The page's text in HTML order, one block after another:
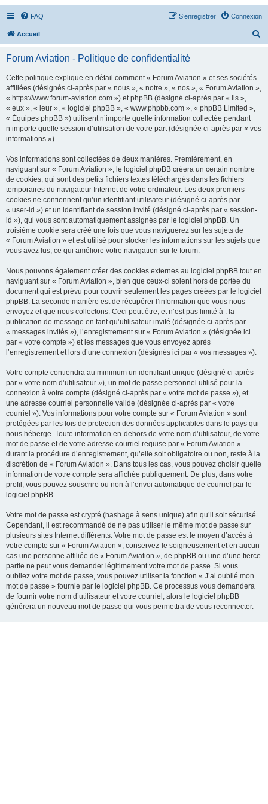
FAQ Connexion
S’enregistrer
Accueil
Forum Aviation - Politique de confidentialité
Cette politique explique en détail comment « Forum Aviation » et ses sociétés
affiliées (désignés ci-après par « nous », « notre », « nos », « Forum Aviation »,
« https://www.forum-aviation.com ») et phpBB (désigné ci-après par « ils »,
« eux », « leur », « logiciel phpBB », « www.phpbb.com », « phpBB Limited »,
« Équipes phpBB ») utilisent n’importe quelle information collectée pendant
n’importe quelle session d’utilisation de votre part (désignée ci-après par « vos
informations »).
Vos informations sont collectées de deux manières. Premièrement, en
naviguant sur « Forum Aviation », le logiciel phpBB créera un certain nombre
de cookies, qui sont des petits fichiers textes téléchargés dans les fichiers
temporaires du navigateur Internet de votre ordinateur. Les deux premiers
cookies ne contiennent qu’un identifiant utilisateur (désigné ci-après par
« user-id ») et un identifiant de session invité (désigné ci-après par « session-
id »), qui vous sont automatiquement assignés par le logiciel phpBB. Un
troisième cookie sera créé une fois que vous naviguerez sur les sujets de
« Forum Aviation » et est utilisé pour stocker les informations sur les sujets que
vous avez lus, ce qui améliore votre navigation sur le forum.
Nous pouvons également créer des cookies externes au logiciel phpBB tout en
naviguant sur « Forum Aviation », bien que ceux-ci soient hors de portée du
document qui est prévu pour couvrir seulement les pages créées par le logiciel
phpBB. La seconde manière est de récupérer l’information que vous nous
envoyez et que nous collectons. Ceci peut être, et n’est pas limité à : la
publication de message en tant qu’utilisateur invité (désignée ci-après par
« messages invités »), l’enregistrement sur « Forum Aviation » (désignée ici
par « votre compte ») et les messages que vous envoyez après
l’enregistrement et lors d’une connexion (désignés ici par « vos messages »).
Votre compte contiendra au minimum un identifiant unique (désigné ci-après
par « votre nom d’utilisateur »), un mot de passe personnel utilisé pour la
connexion à votre compte (désigné ci-après par « votre mot de passe »), et
une adresse courriel personnelle valide (désignée ci-après par « votre
courriel »). Vos informations pour votre compte sur « Forum Aviation » sont
protégées par les lois de protection des données applicables dans le pays qui
nous héberge. Toute information en-dehors de votre nom d’utilisateur, de votre
mot de passe et de votre adresse courriel requise par « Forum Aviation »
durant la procédure d’enregistrement, qu’elle soit obligatoire ou non, reste à la
discrétion de « Forum Aviation ». Dans tous les cas, vous pouvez choisir quelle
information de votre compte sera affichée publiquement. De plus, dans votre
profil, vous pouvez souscrire ou non à l’envoi automatique de courriel par le
logiciel phpBB.
Votre mot de passe est crypté (hashage à sens unique) afin qu’il soit sécurisé.
Cependant, il est recommandé de ne pas utiliser le même mot de passe sur
plusieurs sites Internet différents. Votre mot de passe est le moyen d’accès à
votre compte sur « Forum Aviation », conservez-le soigneusement et en aucun
cas une personne affiliée de « Forum Aviation », de phpBB ou une d’une tierce
partie ne peut vous demander légitimement votre mot de passe. Si vous
oubliez votre mot de passe, vous pouvez utiliser la fonction « J’ai oublié mon
mot de passe » fournie par le logiciel phpBB. Ce processus vous demandera
de fournir votre nom d’utilisateur et votre courriel, alors le logiciel phpBB
générera un nouveau mot de passe qui vous permettra de vous reconnecter.